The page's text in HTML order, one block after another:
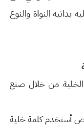
بدائية النواة والنوع
من خلال صنع
أستخدم كلمة خلية